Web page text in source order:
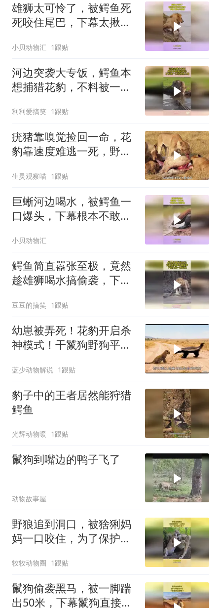
雄狮太可怜了，被鳄鱼死
死咬住尾巴，下幕太揪心
小贝动物汇 1跟贴
河边突袭大专饭，鳄鱼本
想捕猎花豹，不料被一口
利利爱搞笑 1跟贴
疣猪靠嗅觉捡回一命，花
豹靠速度难逃一死，野外
生灵观察喵 1跟贴
巨蜥河边喝水，被鳄鱼一
口爆头，下幕根本不敢睁
小贝动物汇
鳄鱼简直嚣张至极，竟然
趁雄狮喝水搞偷袭，下幕
豆豆的搞笑 1跟贴
幼崽被弄死！花豹开启杀
神模式！干鬣狗野狗平头
蓝少动物解说 1跟贴
豹子中的王者居然能狩猎
鳄鱼
光辉动物暖 1跟贴
鬣狗到嘴边的鸭子飞了
动物故事屋
野狼追到洞口，被猞猁妈
妈一口咬住，为了保护孩
牧牧动物圈 1跟贴
鬣狗偷袭黑马，被一脚踹
出50米，下幕鬣狗直接懵